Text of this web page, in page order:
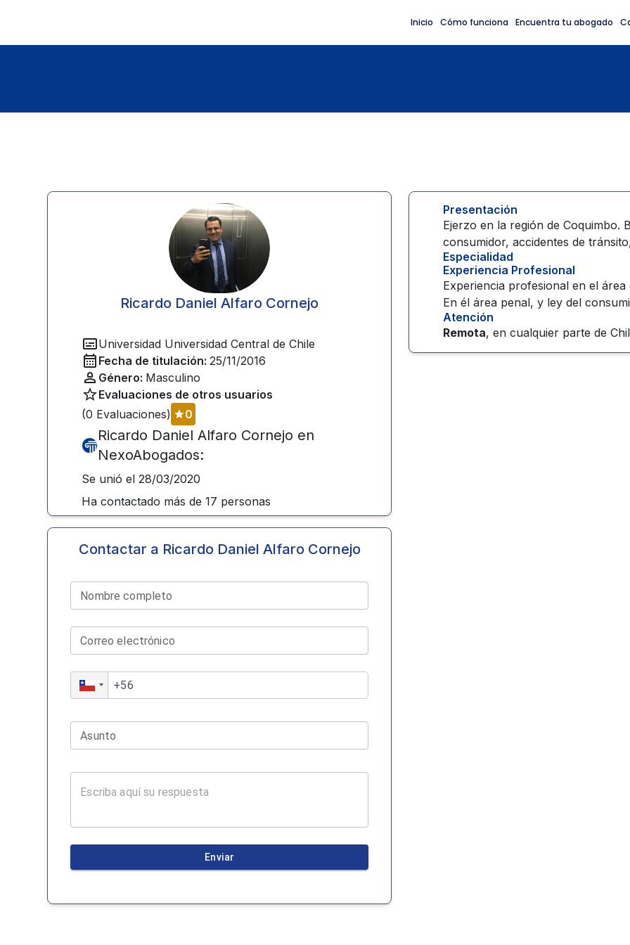
Inicio Cómo funciona Encuentra tu abogado
Ricardo Daniel Alfaro Cornejo
Universidad Universidad Central de Chile
Fecha de titulación: 25/11/2016
Género: Masculino
Evaluaciones de otros usuarios
(0 Evaluaciones) 0
Ricardo Daniel Alfaro Cornejo en
NexoAbogados:
Se unió el 28/03/2020
Ha contactado más de17 personas
Contactar a Ricardo Daniel Alfaro Cornejo
Nombre completo
Correo electrónico
Asunto
Enviar
Presentación
Ejerzo en la región de Coquimbo.
consumidor, accidentes de
Especialidad
Experiencia Profesional
Experiencia profesional en el
En él área penal, y ley del
Atención
Remota, en cualquier parte de